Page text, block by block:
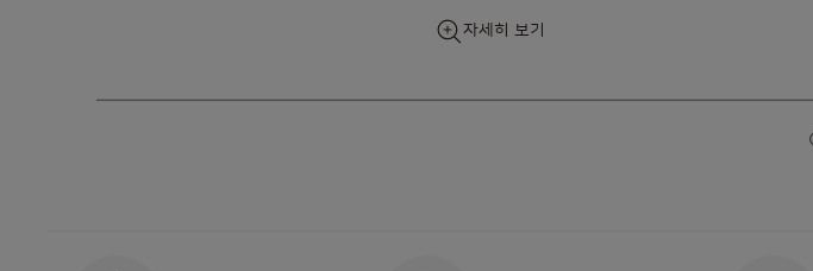
the
자세히 보기